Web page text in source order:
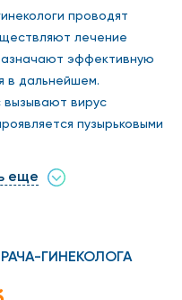
проводят
лечение
эффективную
в дальнейшем.
вызывают вирус
пузырьковыми
заражения).
еще
ГИНЕКОЛОГА